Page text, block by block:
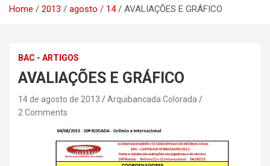
Home 2013 agosto 14 AVALIAÇÕES E GRÁFICO
BAC - ARTIGOS
AVALIAÇÕES E GRÁFICO
14 de agosto de 2013
Arquibancada Colorada
2 Comments